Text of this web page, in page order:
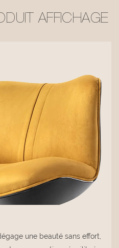
AFFICHAGE
une beauté sans effort,